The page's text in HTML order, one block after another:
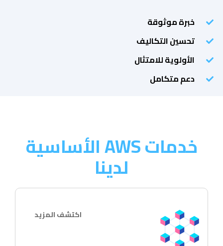
خبرة موثوقة
تحسين التكاليف
الأولوية للامتثال
دعم متكامل
خدمات AWS الأساسية
لدينا
اكتشف المزيد